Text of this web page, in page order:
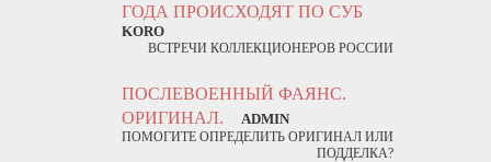
ГОДА ПРОИСХОДЯТ ПО СУБ
KORO
ВСТРЕЧИ КОЛЛЕКЦИОНЕРОВ РОССИИ
ПОСЛЕВОЕННЫЙ ФАЯНС.
ОРИГИНАЛ.
ADMIN
ПОМОГИТЕ ОПРЕДЕЛИТЬ ОРИГИНАЛ ИЛИ
ПОДДЕЛКА?